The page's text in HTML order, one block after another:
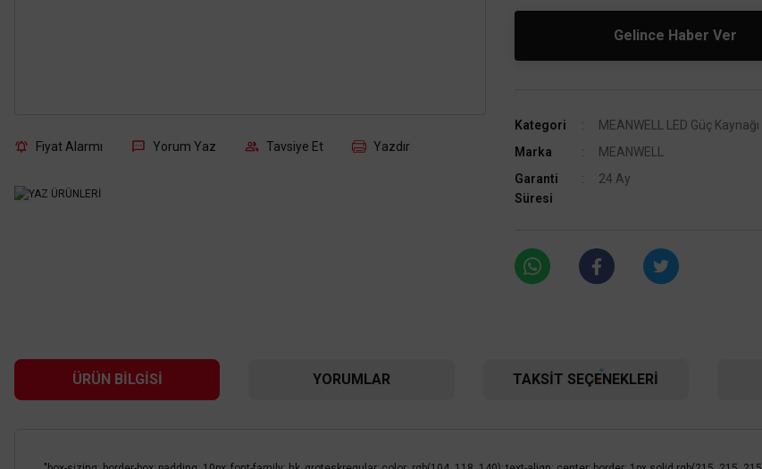
Fiyat Alarmı Yorum Yaz Tavsiye Et Yazdır
Gelince Haber Ver
Kategori MEANWELL LED Güç Kaynağı
Marka
MEANWELL
Garanti
Süresi
24 Ay
ÜRÜN BILGISI YORUMLAR TAKSIT SEÇENEKLERI